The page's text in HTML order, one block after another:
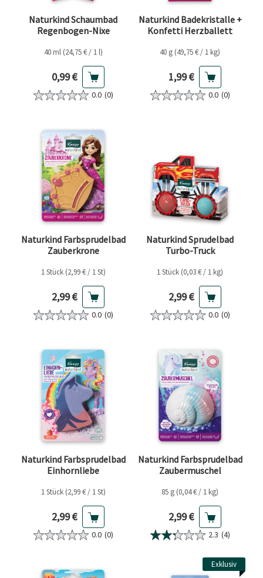
Naturkind Schaumbad
Regenbogen-Nixe
40 ml (24,75 € / 1 l)
Aktueller Preis
0,99 €
0.0 (0)
Naturkind Badekristalle +
Konfetti Herzballett
40 g (49,75 € / 1 kg)
Aktueller Preis
1,99 €
0.0 (0)
Naturkind Farbsprudelbad
Zauberkrone
1 Stück (2,99 € / 1 St)
Aktueller Preis
2,99 €
0.0 (0)
Naturkind Sprudelbad
Turbo-Truck
1 Stück (0,03 € / 1 kg)
Aktueller Preis
2,99 €
0.0 (0)
Naturkind Farbsprudelbad
Einhornliebe
1 Stück (2,99 € / 1 St)
Aktueller Preis
2,99 €
0.0 (0)
Naturkind Farbsprudelbad
Zaubermuschel
85 g (0,04 € / 1 kg)
Aktueller Preis
2,99 €
2.3 (4)
Exklusiv